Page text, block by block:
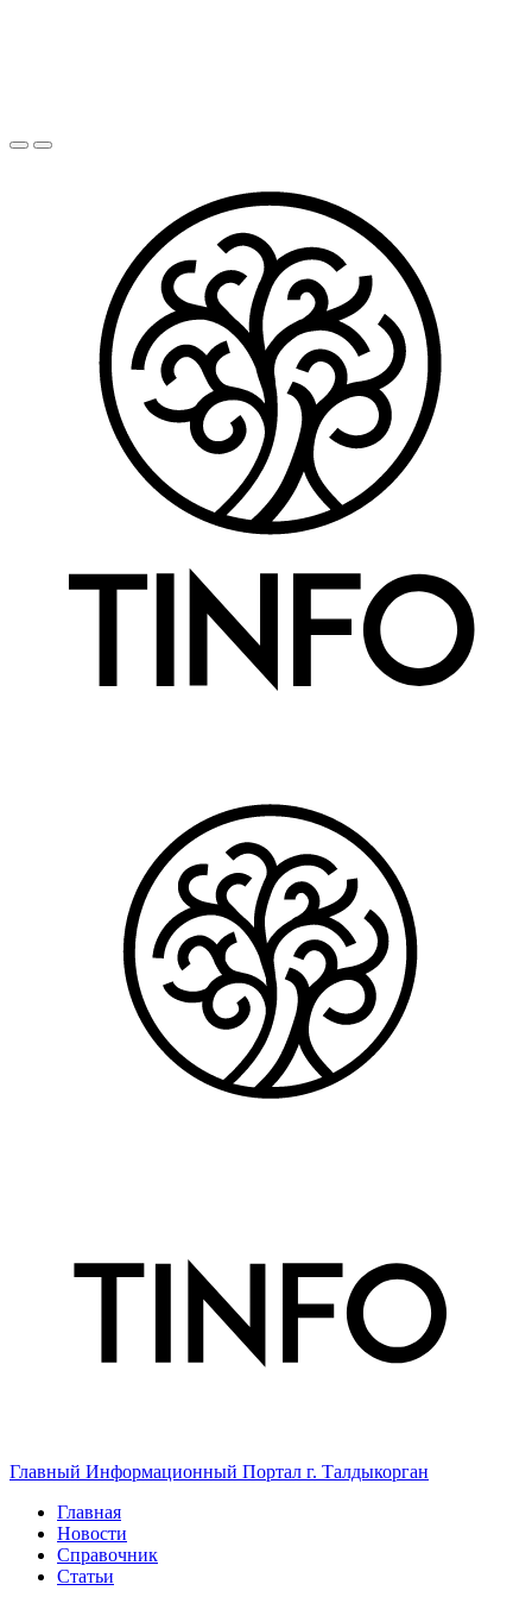
Главный Информационный Портал г. Талдыкорган
Главная
Новости
Справочник
Статьи